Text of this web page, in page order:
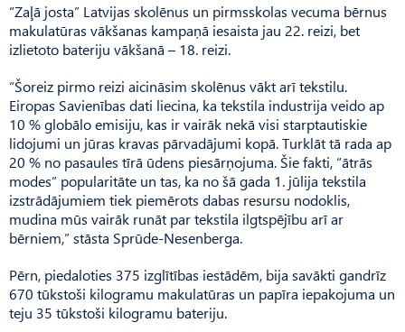
“Zaļā josta” Latvijas skolēnus un pirmsskolas vecuma bērnus
makulatūras vākšanas kampaņā iesaista jau 22. reizi, bet
izlietoto bateriju vākšanā – 18. reizi.
“Šoreiz pirmo reizi aicināsim skolēnus vākt arī tekstilu.
Eiropas Savienības dati liecina, ka tekstila industrija veido ap
10 % globālo emisiju, kas ir vairāk nekā visi starptautiskie
lidojumi un jūras kravas pārvadājumi kopā. Turklāt tā rada ap
20 % no pasaules tīrā ūdens piesārņojuma. Šie fakti, “ātrās
modes” popularitāte un tas, ka no šā gada 1. jūlija tekstila
izstrādājumiem tiek piemērots dabas resursu nodoklis,
mudina mūs vairāk runāt par tekstila ilgtspējību arī ar
bērniem,” stāsta Sprūde-Nesenberga.
Pērn, piedaloties 375 izglītības iestādēm, bija savākti gandrīz
670 tūkstoši kilogramu makulatūras un papīra iepakojuma un
teju 35 tūkstoši kilogramu bateriju.